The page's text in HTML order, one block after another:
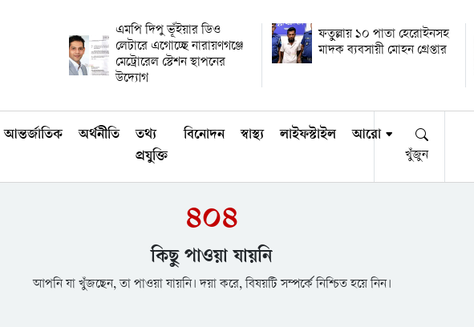
এমপি দিপু ভূঁইয়ার ডিও
লেটারে এগোচ্ছে নারায়ণগঞ্জে
মেট্রোরেল স্টেশন স্থাপনের
উদ্যোগ
ফতুল্লায় ১০ পাতা হেরোইনসহ
মাদক ব্যবসায়ী মোহন গ্রেপ্তার
আন্তর্জাতিক অর্থনীতি
তথ্য
প্রযুক্তি
বিনোদন স্বাস্থ্য লাইফস্টাইল আরো
খুঁজুন
৪০৪
কিছু পাওয়া যায়নি
আপনি যা খুঁজছেন, তা পাওয়া যায়নি। দয়া করে, বিষয়টি সম্পর্কে নিশ্চিত হয়ে নিন।